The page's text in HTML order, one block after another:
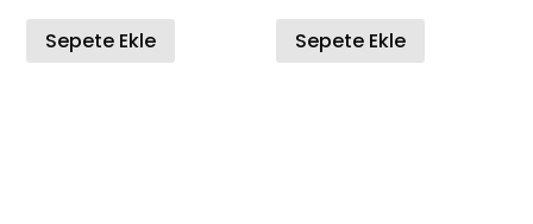
450.00 TL.
300.00 TL.
Sepete Ekle
450.00 TL.
Sepete Ekle